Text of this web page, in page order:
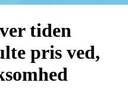
tiden
pris ved,